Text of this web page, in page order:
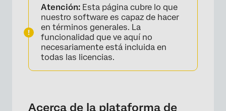
experiencia (XM)
Las principales áreas de productos de la
plataforma XM
Plataforma Qualtrics
Atención: Esta página cubre lo que
nuestro software es capaz de hacer
en términos generales. La
funcionalidad que ve aquí no
necesariamente está incluida en
todas las licencias.
Acerca de la plataforma de